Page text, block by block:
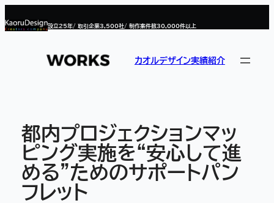
容
を
設立25年/ 取引企業3,500社/ 制作案件数30,000件以上
カオルデザイン実績紹介
都内プロジェクションマッ
ピング実施を“安心して進
める”ためのサポートパン
フレット